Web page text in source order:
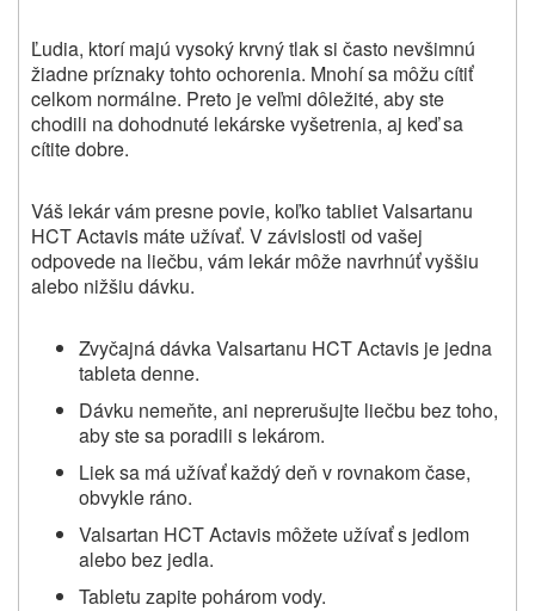
Ľudia, ktorí majú vysoký krvný tlak si často nevšimnú
žiadne príznaky tohto ochorenia. Mnohí sa môžu cítiť
celkom normálne. Preto je veľmi dôležité, aby ste
chodili na dohodnuté lekárske vyšetrenia, aj keď sa
cítite dobre.
Váš lekár vám presne povie, koľko tabliet Valsartanu
HCT Actavis máte užívať. V závislosti od vašej
odpovede na liečbu, vám lekár môže navrhnúť vyššiu
alebo nižšiu dávku.
Zvyčajná dávka Valsartanu HCT Actavis je jedna
tableta denne.
Dávku nemeňte, ani neprerušujte liečbu bez toho,
aby ste sa poradili s lekárom.
Liek sa má užívať každý deň v rovnakom čase,
obvykle ráno.
Valsartan HCT Actavis môžete užívať s jedlom
alebo bez jedla.
Tabletu zapite pohárom vody.